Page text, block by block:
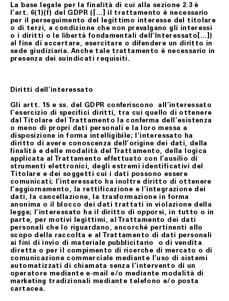
La base legale per la finalità di cui alla sezione 2.3 è
l’art. 6(1)(f) del GDPR ([…] il trattamento è necessario
per il perseguimento del legittimo interesse del titolare
o di terzi, a condizione che non prevalgano gli interessi
o i diritti o le libertà fondamentali dell’Interessato[…])
al fine di accertare, esercitare o difendere un diritto in
sede giudiziaria. Anche tale trattamento è necessario in
presenza dei suindicati requisiti.
Diritti dell’interessato
Gli artt. 15 e ss. del GDPR conferiscono all’interessato
l’esercizio di specifici diritti, tra cui quello di ottenere
dal Titolare del Trattamento la conferma dell’esistenza
o meno di propri dati personali e la loro messa a
disposizione in forma intelligibile; l’interessato ha
diritto di avere conoscenza dell’origine dei dati, della
finalità e delle modalità del Trattamento, della logica
applicata al Trattamento effettuato con l’ausilio di
strumenti elettronici, degli estremi identificativi del
Titolare e dei soggetti cui i dati possono essere
comunicati; l’interessato ha inoltre diritto di ottenere
l’aggiornamento, la rettificazione e l’integrazione dei
dati, la cancellazione, la trasformazione in forma
anonima o il blocco dei dati trattati in violazione della
legge; l’interessato ha il diritto di opporsi, in tutto o in
parte, per motivi legittimi, al Trattamento dei dati
personali che lo riguardano, ancorché pertinenti allo
scopo della raccolta e al Trattamento di dati personali
ai fini di invio di materiale pubblicitario o di vendita
diretta o per il compimento di ricerche di mercato o di
comunicazione commerciale mediante l’uso di sistemi
automatizzati di chiamata senza l’intervento di un
operatore mediante e-mail e/o mediante modalità di
marketing tradizionali mediante telefono e/o posta
cartacea.